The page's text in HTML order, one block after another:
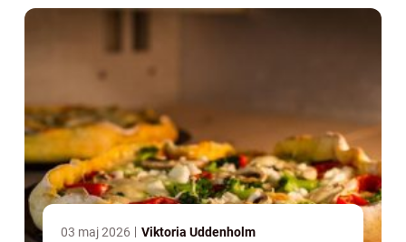
smaklökarna att dan...
03 maj 2026 Viktoria Uddenholm